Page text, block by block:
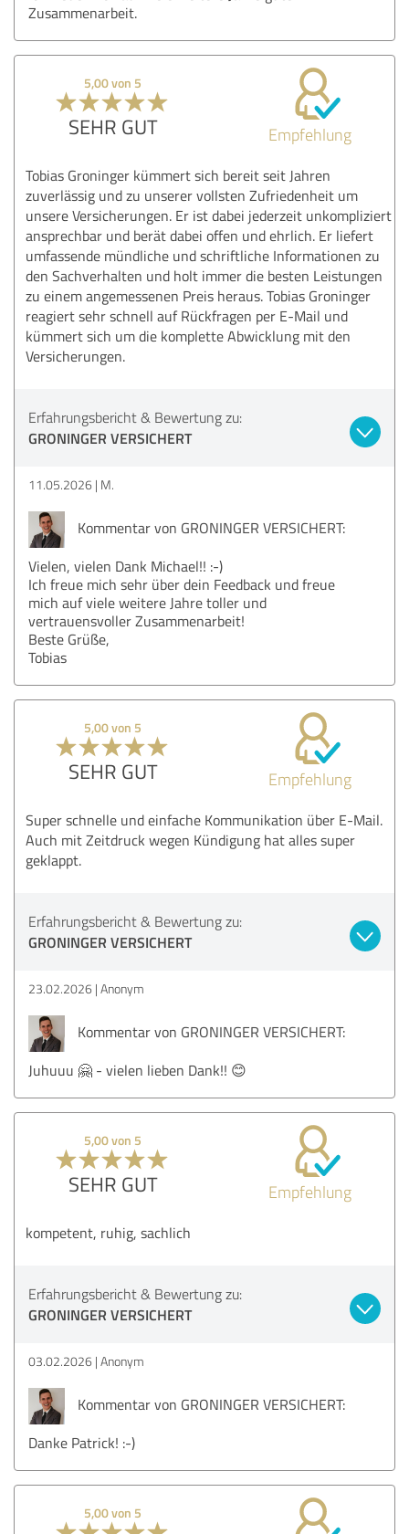
Zusammenarbeit.
5,00 von 5
SEHR GUT Empfehlung
Tobias Groninger kümmert sich bereit seit Jahren
zuverlässig und zu unserer vollsten Zufriedenheit um
unsere Versicherungen. Er ist dabei jederzeit unkompliziert
ansprechbar und berät dabei offen und ehrlich. Er liefert
umfassende mündliche und schriftliche Informationen zu
den Sachverhalten und holt immer die besten Leistungen
zu einem angemessenen Preis heraus. Tobias Groninger
reagiert sehr schnell auf Rückfragen per E-Mail und
kümmert sich um die komplette Abwicklung mit den
Versicherungen.
Erfahrungsbericht & Bewertung zu:
GRONINGER VERSICHERT
11.05.2026 M.
Kommentar von GRONINGER VERSICHERT:
Vielen, vielen Dank Michael!! :-)
Ich freue mich sehr über dein Feedback und freue
mich auf viele weitere Jahre toller und
vertrauensvoller Zusammenarbeit!
Beste Grüße,
Tobias
5,00 von 5
SEHR GUT Empfehlung
Super schnelle und einfache Kommunikation über E-Mail.
Auch mit Zeitdruck wegen Kündigung hat alles super
geklappt.
Erfahrungsbericht & Bewertung zu:
GRONINGER VERSICHERT
23.02.2026 Anonym
Kommentar von GRONINGER VERSICHERT:
Juhuuu 🤗 - vielen lieben Dank!! 😊
5,00 von 5
SEHR GUT Empfehlung
kompetent, ruhig, sachlich
Erfahrungsbericht & Bewertung zu:
GRONINGER VERSICHERT
03.02.2026 Anonym
Kommentar von GRONINGER VERSICHERT:
Danke Patrick! :-)
5,00 von 5